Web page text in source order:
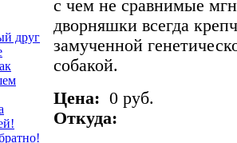
друг
с чем не сравнимые
дворняшки всегда
замученной
собакой.
Цена: 0 руб.
Откуда: